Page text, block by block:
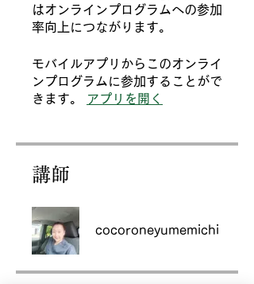
はオンラインプログラムへの参加
モバイルアプリからこのオンライ
ンプログラムに参加することがで
きます。
アプリを開く
講師
cocoroneyumemichi